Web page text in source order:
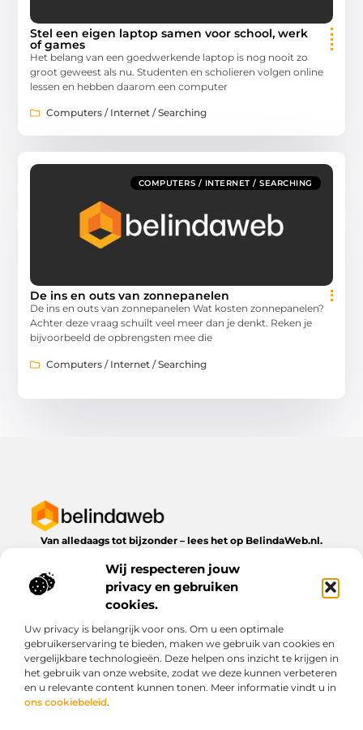
Wij respecteren jouw
privacy en gebruiken
cookies.
Uw privacy is belangrijk voor ons. Om u een optimale
gebruikerservaring te bieden, maken we gebruik van cookies en
vergelijkbare technologieën. Deze helpen ons inzicht te krijgen in
het gebruik van onze website, zodat we deze kunnen verbeteren
en u relevante content kunnen tonen. Meer informatie vindt u in
ons cookiebeleid.
Stel een eigen laptop samen voor school, werk
of games
Het belang van een goedwerkende laptop is nog nooit zo
groot geweest als nu. Studenten en scholieren volgen online
lessen en hebben daarom een computer
Computers / Internet / Searching
COMPUTERS / INTERNET / SEARCHING
De ins en outs van zonnepanelen
De ins en outs van zonnepanelen Wat kosten zonnepanelen?
Achter deze vraag schuilt veel meer dan je denkt. Reken je
bijvoorbeeld de opbrengsten mee die
Computers / Internet / Searching
Van alledaags tot bijzonder – lees het op BelindaWeb.nl.
dagelijks leven te bieden heeft.
Bericht categorie
Onze informatie